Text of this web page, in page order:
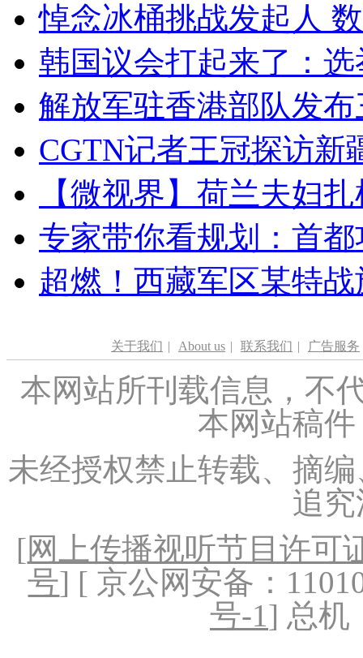
悼念冰桶挑战发起人
韩国议会打起来了：
解放军驻香港部队发
CGTN记者王冠探访新
【微视界】荷兰夫妇
专家带你看规划：首
超燃！西藏军区某特
关于我们 | About us | 联系我们 | 广告服务
本网站所刊载信息，不
本网站稿
未经授权禁止转载、摘
追
[网上传播视听节目许可
号] [ 京公网安备：
号-1] 总机